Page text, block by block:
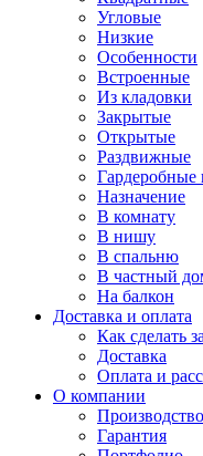
Угловые
Низкие
Особенности
Встроенные
Из кладовки
Закрытые
Открытые
Раздвижные
Назначение
В комнату
В нишу
В спальню
В частный
На балкон
Доставка и оплата
Как сделать
Доставка
Оплата и
О компании
Производство
Гарантия